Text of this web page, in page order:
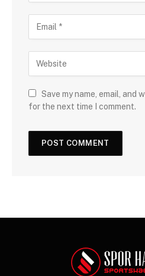
Save my name, email, and
for the next time I comment.